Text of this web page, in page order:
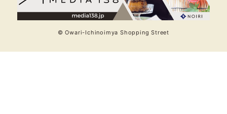
© Owari-Ichinoimya Shopping Street